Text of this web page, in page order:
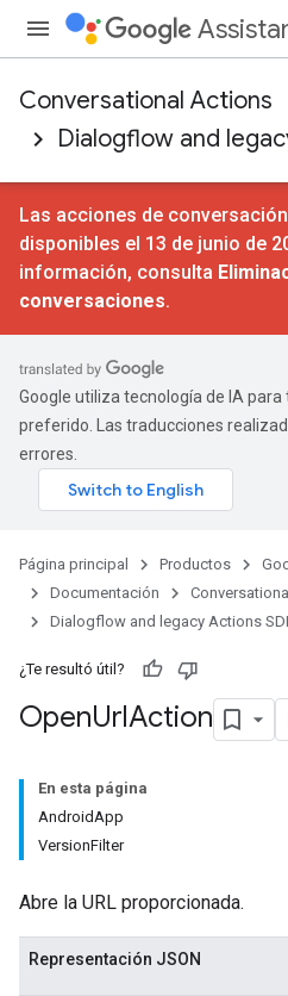
Conversational Actions
Dialogflow and
Las acciones de
disponibles el 13 de junio de
información, consulta
conversaciones.
Google utiliza tecnología de IA
preferido. Las traducciones
errores.
Página principal Productos
Documentación
Dialogflow and legacy Actions
¿Te resultó útil?
OpenUrlAction
En esta página
AndroidApp
VersionFilter
Abre la URL proporcionada.
Representación JSON